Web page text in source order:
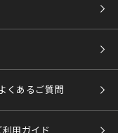
くあるご質問
利用ガイド